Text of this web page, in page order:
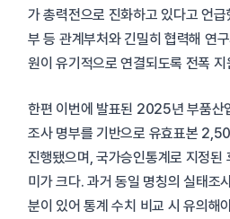
가 총력전으로 진화하고 있다고 언
부 등 관계부처와 긴밀히 협력해 연
원이 유기적으로 연결되도록 전폭
한편 이번에 발표된 2025년 부품산
조사 명부를 기반으로 유효표본
진행됐으며, 국가승인통계로 지정된
미가 크다. 과거 동일 명칭의 실태조
분이 있어 통계 수치 비교 시 유의해